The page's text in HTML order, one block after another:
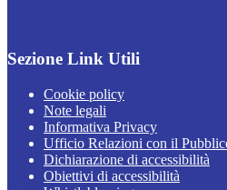
Sezione Link Utili
Cookie policy
Note legali
Informativa Privacy
Ufficio Relazioni con il
Dichiarazione di accessibilità
Obiettivi di accessibilità